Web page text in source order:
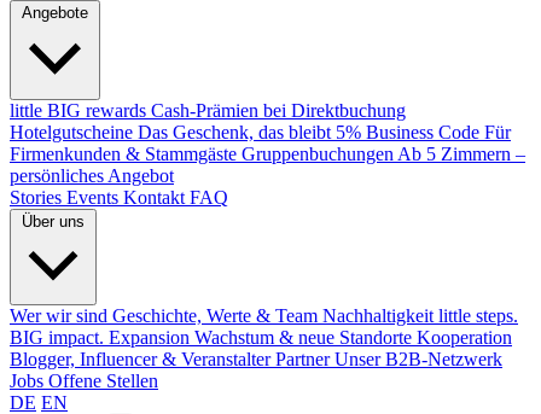
little BIG rewards Cash-Prämien bei Direktbuchung
Hotelgutscheine Das Geschenk, das bleibt 5% Business Code Für
Firmenkunden & Stammgäste Gruppenbuchungen Ab 5 Zimmern –
persönliches Angebot
Stories Events Kontakt FAQ
Wer wir sind Geschichte, Werte & Team Nachhaltigkeit little steps.
BIG impact. Expansion Wachstum & neue Standorte Kooperation
Blogger, Influencer & Veranstalter Partner Unser B2B-Netzwerk
Jobs Offene Stellen
DE EN